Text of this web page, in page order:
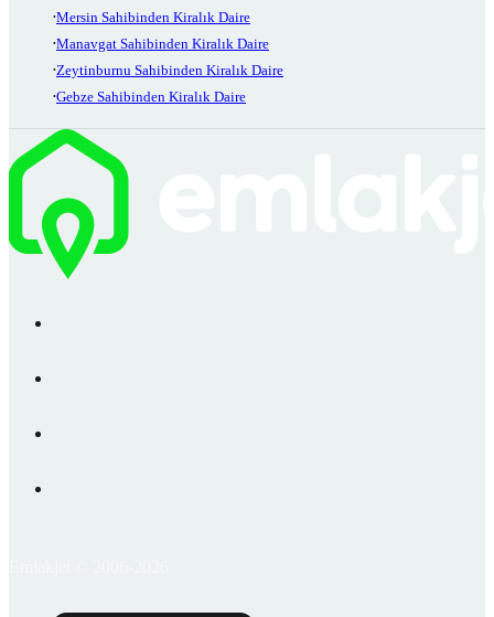
Mersin Sahibinden Kiralık Daire
Manavgat Sahibinden Kiralık Daire
Zeytinburnu Sahibinden Kiralık Daire
Gebze Sahibinden Kiralık Daire